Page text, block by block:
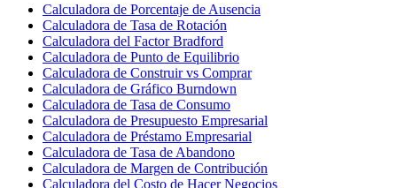
Calculadora de Porcentaje de Ausencia
Calculadora de Tasa de Rotación
Calculadora del Factor Bradford
Calculadora de Punto de Equilibrio
Calculadora de Construir vs Comprar
Calculadora de Gráfico Burndown
Calculadora de Tasa de Consumo
Calculadora de Presupuesto Empresarial
Calculadora de Préstamo Empresarial
Calculadora de Tasa de Abandono
Calculadora de Margen de Contribución
Calculadora del Costo de Hacer Negocios